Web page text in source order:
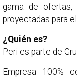
gama de ofertas,
proyectadas para
¿Quién es?
Peri es parte de
Empresa 100%